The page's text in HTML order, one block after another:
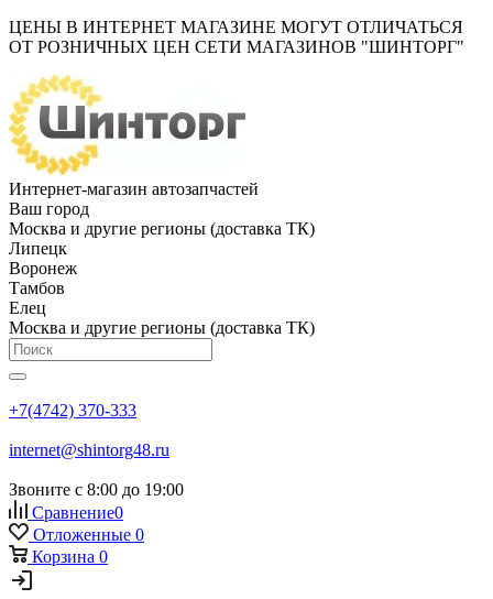
ЦЕНЫ В ИНТЕРНЕТ МАГАЗИНЕ МОГУТ ОТЛИЧАТЬСЯ
ОТ РОЗНИЧНЫХ ЦЕН СЕТИ МАГАЗИНОВ "ШИНТОРГ"
Интернет-магазин автозапчастей
Ваш город
Москва и другие регионы (доставка ТК)
Липецк
Воронеж
Тамбов
Елец
Москва и другие регионы (доставка ТК)
+7(4742) 370-333
internet@shintorg48.ru
Звоните с 8:00 до 19:00
Сравнение0
Отложенные 0
Корзина 0